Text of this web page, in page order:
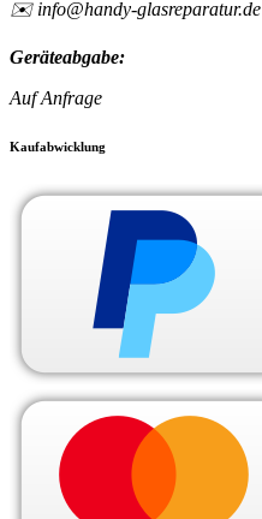
✉️ info@handy-glasreparatur.de
Geräteabgabe:
Auf Anfrage
Kaufabwicklung